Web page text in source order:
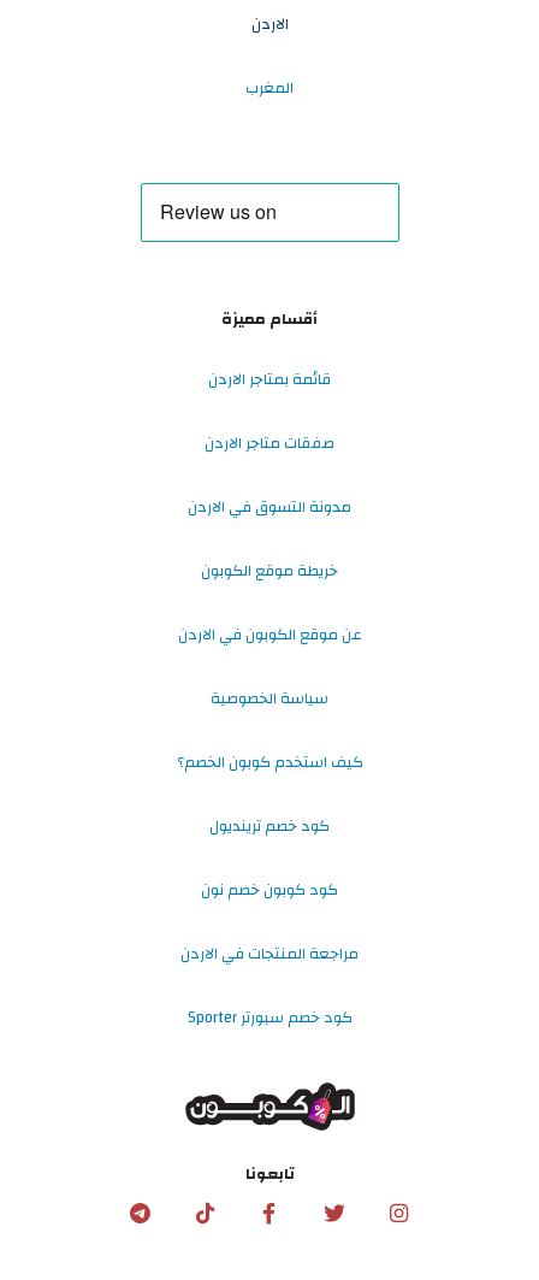
الاردن
المغرب
أقسام مميزة
قائمة بمتاجر الاردن
صفقات متاجر الاردن
مدونة التسوق في الاردن
خريطة موقع الكوبون
عن موقع الكوبون في الاردن
سياسة الخصوصية
كيف استخدم كوبون الخصم؟
كود خصم ترينديول
كود كوبون خصم نون
مراجعة المنتجات في الاردن
كود خصم سبورتر Sporter
تابعونا